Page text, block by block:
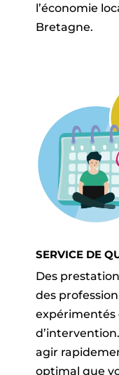
l’économie
Bretagne.
SERVICE DE
Des
des
expérimentés
agir
optimal que